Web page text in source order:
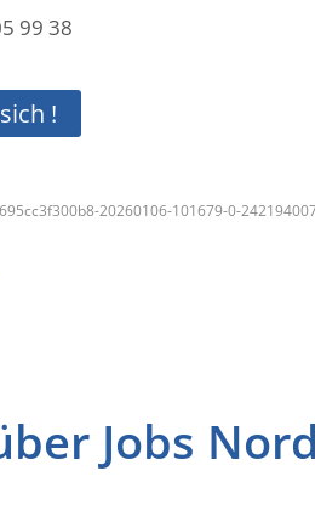
99 38
!
20260106-101679-0-
Jobs